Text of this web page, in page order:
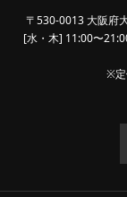
〒530-0013 大阪府
[水・木] 11:00〜
※定